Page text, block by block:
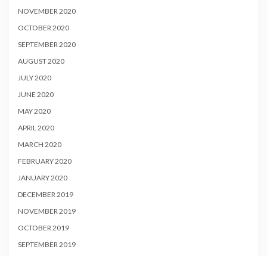
NOVEMBER 2020
OCTOBER 2020
SEPTEMBER 2020
AUGUST 2020
JULY 2020
JUNE 2020
MAY 2020
APRIL 2020
MARCH 2020
FEBRUARY 2020
JANUARY 2020
DECEMBER 2019
NOVEMBER 2019
OCTOBER 2019
SEPTEMBER 2019